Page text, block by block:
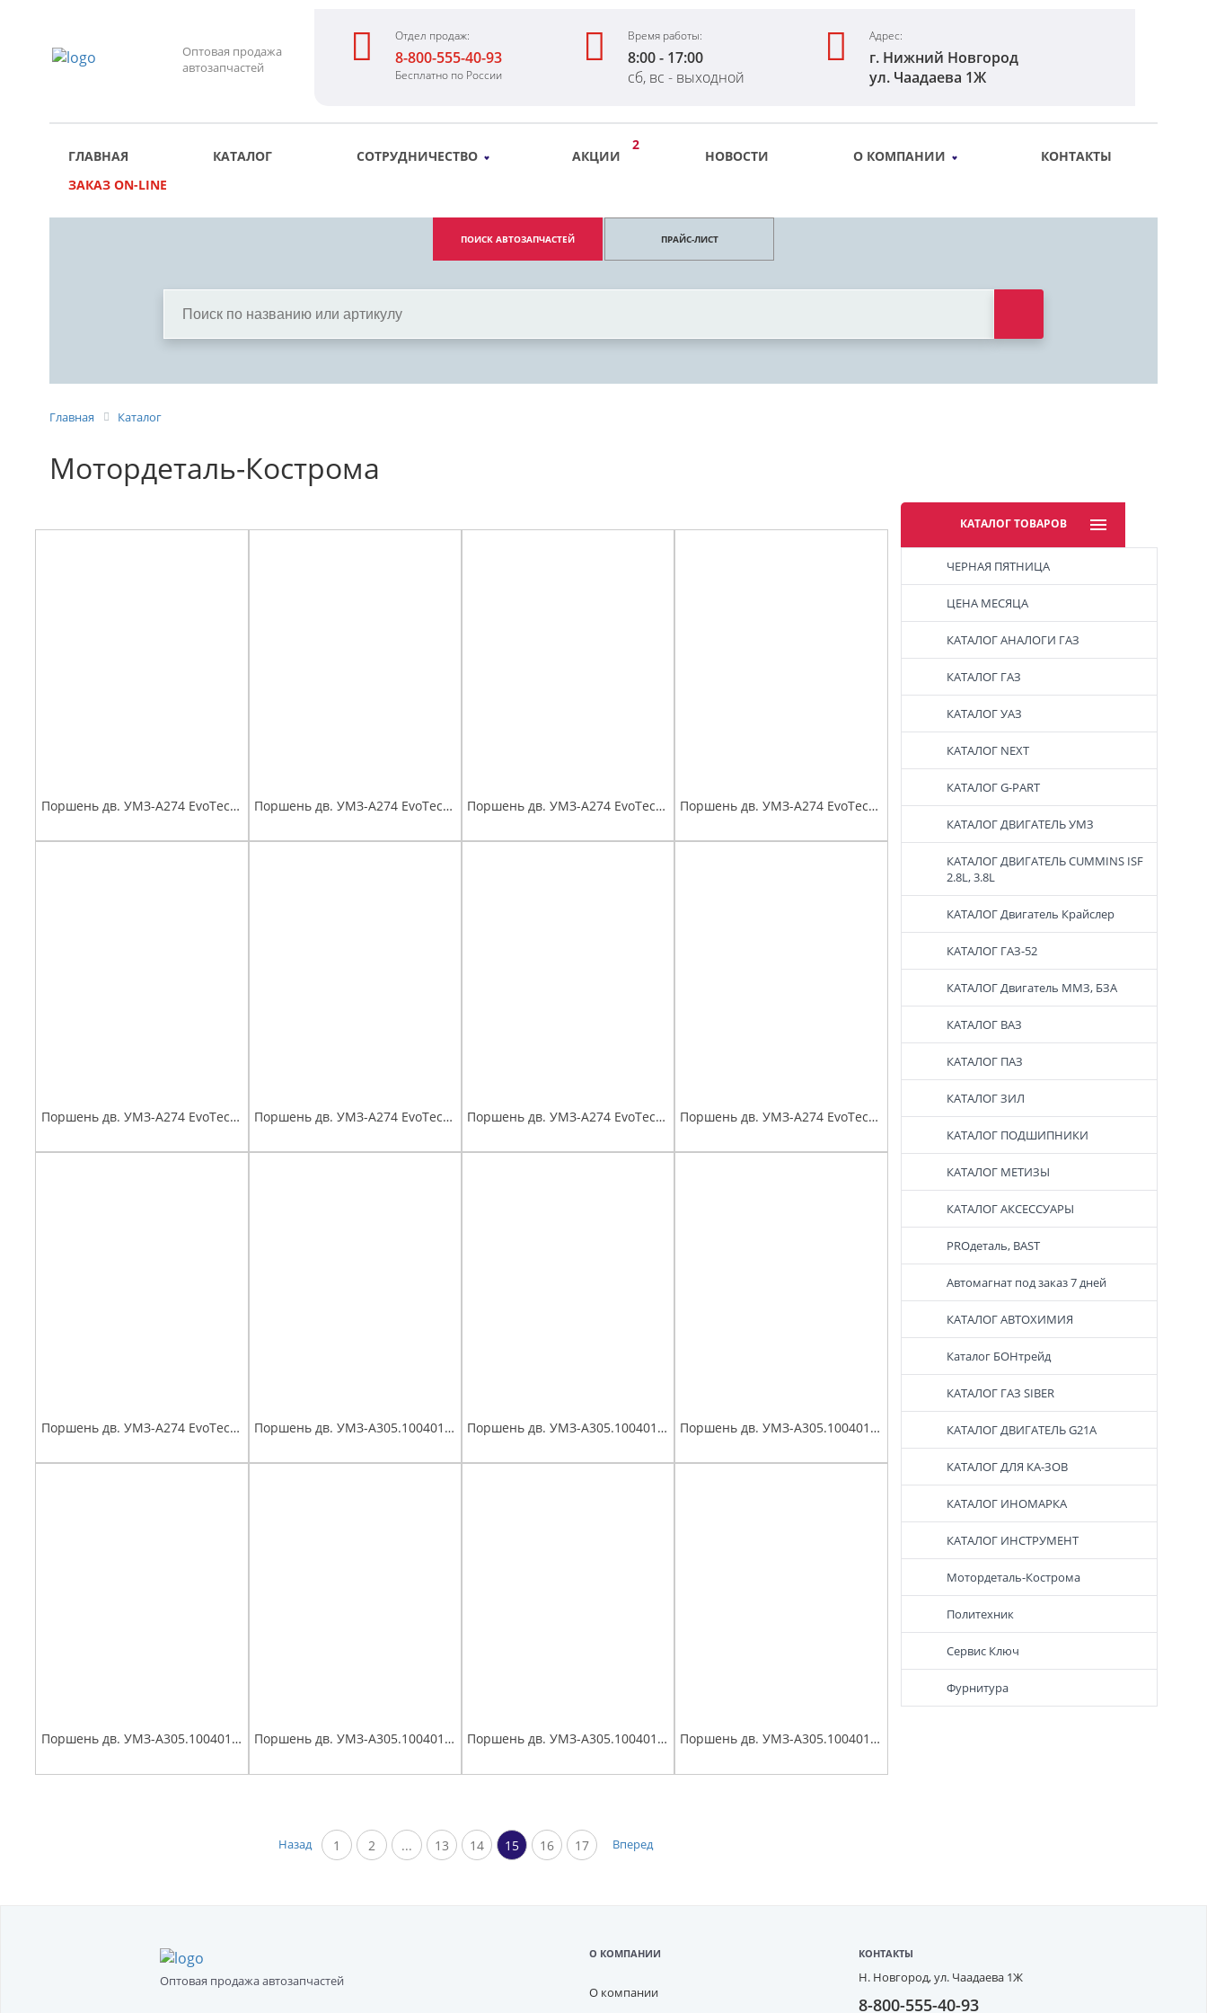
Оптовая продажа
автозапчастей
Отдел продаж:
8-800-555-40-93
Бесплатно по России
Время работы:
8:00 - 17:00
сб, вс - выходной
Адрес:
г. Нижний Новгород
ул. Чаадаева 1Ж
ГЛАВНАЯ КАТАЛОГ СОТРУДНИЧЕСТВО АКЦИИ
2
НОВОСТИ О КОМПАНИИ
КОНТАКТЫ
ЗАКАЗ ON-LINE
ПОИСК АВТОЗАПЧАСТЕЙ ПРАЙС-ЛИСТ
Главная Каталог
Мотордеталь-Кострома
Поршень дв. УМЗ-А274 EvoTech 2.7 (96,5) группа Д, Евро-4,5 палец поршневой, стопорные и поршневые кольца мот.к-т Эксперт Поршень дв. УМЗ-А274 EvoTech 2.7 (96,5) группа Е, Евро-4,5 палец поршневой, стопорные и поршневые кольца мот.к-т Эксперт Поршень дв. УМЗ-А274 EvoTech 2.7 (96,5) группа С, Евро-4,5 палец поршневой, стопорные и поршневые кольца мот.к-т Эксперт Поршень дв. УМЗ-А274 EvoTech 2.7 (97,0) группа А, Евро-4,5 палец поршневой, стопорные и поршневые кольца мот.к-т Эксперт
Поршень дв. УМЗ-А274 EvoTech 2.7 (97,0) группа В, Евро-4,5 палец поршневой, стопорные и поршневые кольца мот.к-т Эксперт Поршень дв. УМЗ-А274 EvoTech 2.7 (97,0) группа С, Евро-4,5 палец поршневой, стопорные и поршневые кольца мот.к-т Эксперт Поршень дв. УМЗ-А274 EvoTech 2.7 (97,5) группа А, Евро-4,5 палец поршневой, стопорные и поршневые кольца мот.к-т Эксперт Поршень дв. УМЗ-А274 EvoTech 2.7 (97,5) группа В, Евро-4,5 палец поршневой, стопорные и поршневые кольца мот.к-т Эксперт
Поршень дв. УМЗ-А274 EvoTech 2.7 (97,5) группа С, Евро-4,5 палец поршневой, стопорные и поршневые кольца мот.к-т Эксперт Поршень дв. УМЗ-А305.1004018 (96,5) группа B, Евро-4,5 палец поршневой, стопорные и поршневые кольца мот.к-т Эксперт Поршень дв. УМЗ-А305.1004018 (96,5) группа C, Евро-4,5 палец поршневой, стопорные и поршневые кольца мот.к-т Эксперт Поршень дв. УМЗ-А305.1004018 (96,5) группа D, Евро-4,5 палец поршневой, стопорные и поршневые кольца мот.к-т Эксперт
Поршень дв. УМЗ-А305.1004018 (96,5) группа E, Евро-4,5 палец поршневой, стопорные и поршневые кольца мот.к-т Эксперт Поршень дв. УМЗ-А305.1004018 (96,5) группа А, Евро-4,5 палец поршневой, стопорные и поршневые кольца мот.к-т Эксперт Поршень дв. УМЗ-А305.1004018 (97,0) группа B, Евро-4,5 палец поршневой, стопорные и поршневые кольца мот.к-т Эксперт Поршень дв. УМЗ-А305.1004018 (97,0) группа C, Евро-4,5 палец поршневой, стопорные и поршневые кольца мот.к-т Эксперт
Назад Вперед
1 2 ... 13 14 15 16 17
КАТАЛОГ ТОВАРОВ
ЧЕРНАЯ ПЯТНИЦА
ЦЕНА МЕСЯЦА
КАТАЛОГ АНАЛОГИ ГАЗ
КАТАЛОГ ГАЗ
КАТАЛОГ УАЗ
КАТАЛОГ NEXT
КАТАЛОГ G-PART
КАТАЛОГ ДВИГАТЕЛЬ УМЗ
КАТАЛОГ ДВИГАТЕЛЬ СUMMINS ISF
2.8L, 3.8L
КАТАЛОГ Двигатель Крайслер
КАТАЛОГ ГАЗ-52
КАТАЛОГ Двигатель ММЗ, БЗА
КАТАЛОГ ВАЗ
КАТАЛОГ ПАЗ
КАТАЛОГ ЗИЛ
КАТАЛОГ ПОДШИПНИКИ
КАТАЛОГ МЕТИЗЫ
КАТАЛОГ АКСЕССУАРЫ
PROдеталь, BAST
Автомагнат под заказ 7 дней
КАТАЛОГ АВТОХИМИЯ
Каталог БОНтрейд
КАТАЛОГ ГАЗ SIBER
КАТАЛОГ ДВИГАТЕЛЬ G21A
КАТАЛОГ ДЛЯ КА-ЗОВ
КАТАЛОГ ИНОМАРКА
КАТАЛОГ ИНСТРУМЕНТ
Мотордеталь-Кострома
Политехник
Сервис Ключ
Фурнитура
Оптовая продажа автозапчастей
О КОМПАНИИ
О компании
КОНТАКТЫ
Н. Новгород,ул. Чаадаева 1Ж
8-800-555-40-93